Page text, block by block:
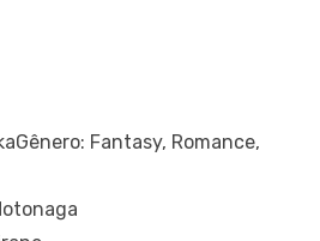
Gênero: Fantasy, Romance,